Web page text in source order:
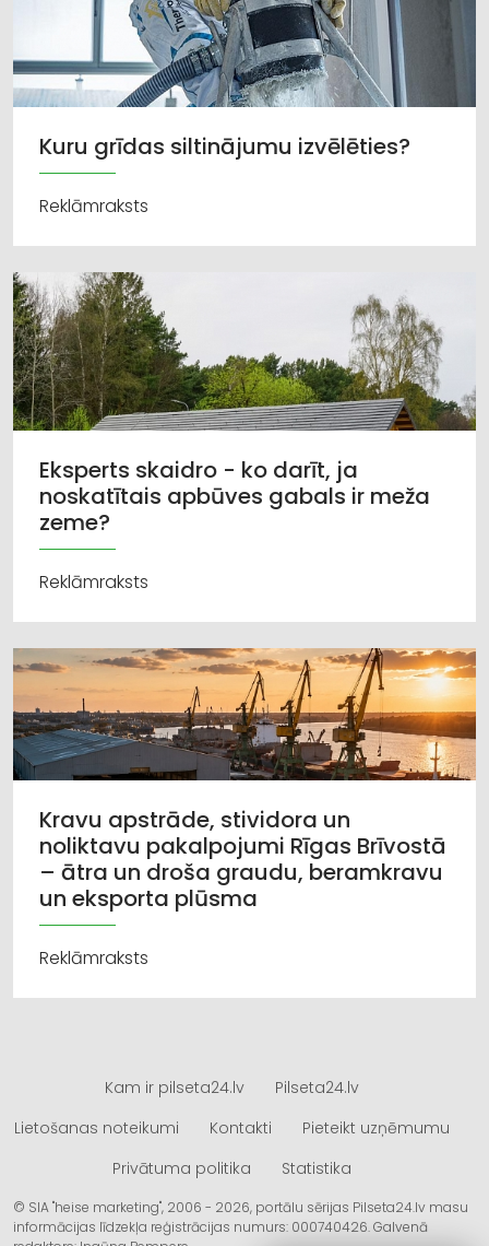
Kuru grīdas siltinājumu izvēlēties?
Reklāmraksts
Eksperts skaidro - ko darīt, ja
noskatītais apbūves gabals ir meža
zeme?
Reklāmraksts
Kravu apstrāde, stividora un
noliktavu pakalpojumi Rīgas Brīvostā
– ātra un droša graudu, beramkravu
un eksporta plūsma
Reklāmraksts
Kam ir pilseta24.lv
Pilseta24.lv
Lietošanas noteikumi
Kontakti
Pieteikt uzņēmumu
Privātuma politika
Statistika
© SIA "heise marketing", 2006 - 2026, portālu sērijas Pilseta24.lv masu
informācijas līdzekļa reģistrācijas numurs: 000740426. Galvenā